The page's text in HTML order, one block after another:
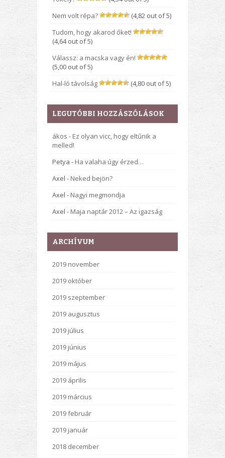
Nem volt répa?
(4,82 out of 5)
Tudom, hogy akarod őket!
(4,64 out of 5)
Válassz: a macska vagy én!
(5,00 out of 5)
Hal-ló távolság
(4,80 out of 5)
LEGUTÓBBI HOZZÁSZÓLÁSOK
ákos - Ez olyan vicc, hogy eltűnik a
melled!
Petya - Ha valaha úgy érzed…
Axel - Neked bejön?
Axel - Nagyi megmondja
Axel - Maja naptár 2012 – Az igazság
ARCHÍVUM
2019 november
2019 október
2019 szeptember
2019 augusztus
2019 július
2019 június
2019 május
2019 április
2019 március
2019 február
2019 január
2018 december